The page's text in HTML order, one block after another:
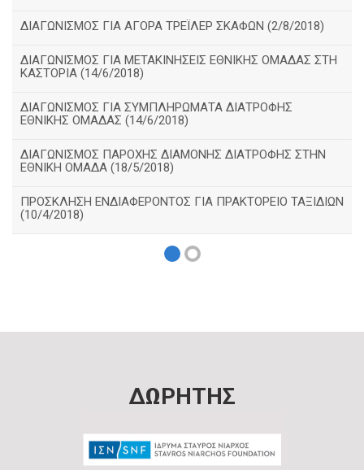
ΔΙΑΓΩΝΙΣΜΟΣ ΓΙΑ ΑΓΟΡΑ ΤΡΕΪΛΕΡ ΣΚΑΦΩΝ (2/8/2018)
ΔΙΑΓΩΝΙΣΜΟΣ ΓΙΑ ΜΕΤΑΚΙΝΗΣΕΙΣ ΕΘΝΙΚΗΣ ΟΜΑΔΑΣ ΣΤΗ
ΚΑΣΤΟΡΙΑ (14/6/2018)
ΔΙΑΓΩΝΙΣΜΟΣ ΓΙΑ ΣΥΜΠΛΗΡΩΜΑΤΑ ΔΙΑΤΡΟΦΗΣ
ΕΘΝΙΚΗΣ ΟΜΑΔΑΣ (14/6/2018)
ΔΙΑΓΩΝΙΣΜΟΣ ΠΑΡΟΧΗΣ ΔΙΑΜΟΝΗΣ ΔΙΑΤΡΟΦΗΣ ΣΤΗΝ
ΕΘΝΙΚΗ ΟΜΑΔΑ (18/5/2018)
ΠΡΟΣΚΛΗΣΗ ΕΝΔΙΑΦΕΡΟΝΤΟΣ ΓΙΑ ΠΡΑΚΤΟΡΕΙΟ ΤΑΞΙΔΙΩΝ
(10/4/2018)
ΔΩΡΗΤΗΣ